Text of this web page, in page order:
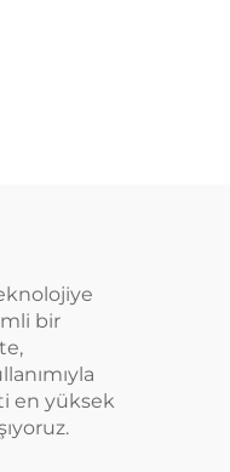
bir
en yüksek